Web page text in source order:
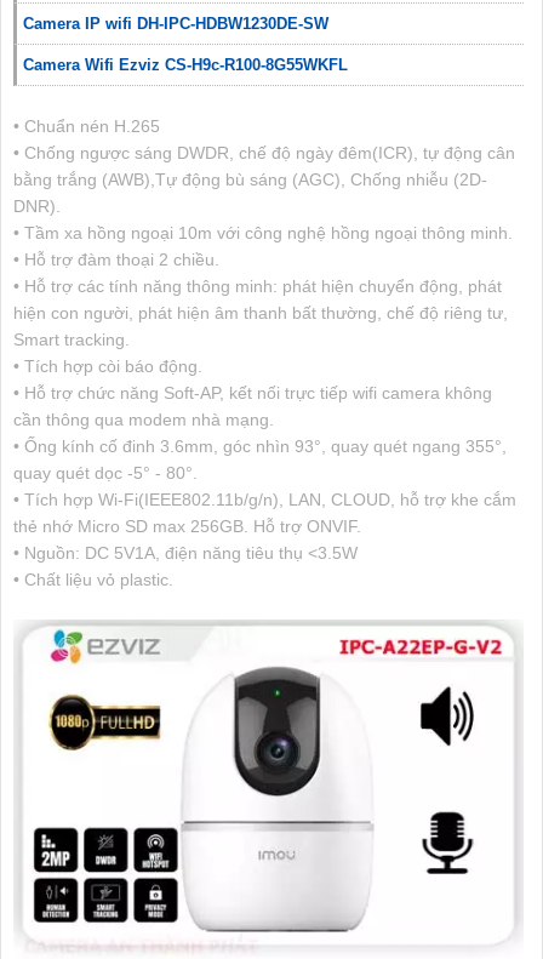
Camera IP wifi DH-IPC-HDBW1230DE-SW
Camera Wifi Ezviz CS-H9c-R100-8G55WKFL
• Chuẩn nén H.265
• Chống ngược sáng DWDR, chế độ ngày đêm(ICR), tự động cân
bằng trắng (AWB),Tự động bù sáng (AGC), Chống nhiễu (2D-
DNR).
• Tầm xa hồng ngoại 10m với công nghệ hồng ngoại thông minh.
• Hỗ trợ đàm thoại 2 chiều.
• Hỗ trợ các tính năng thông minh: phát hiện chuyển động, phát
hiện con người, phát hiện âm thanh bất thường, chế độ riêng tư,
Smart tracking.
• Tích hợp còi báo động.
• Hỗ trợ chức năng Soft-AP, kết nối trực tiếp wifi camera không
cần thông qua modem nhà mạng.
• Ống kính cố đinh 3.6mm, góc nhìn 93°, quay quét ngang 355°,
quay quét dọc -5° - 80°.
• Tích hợp Wi-Fi(IEEE802.11b/g/n), LAN, CLOUD, hỗ trợ khe cắm
thẻ nhớ Micro SD max 256GB. Hỗ trợ ONVIF.
• Nguồn: DC 5V1A, điện năng tiêu thụ <3.5W
• Chất liệu vỏ plastic.